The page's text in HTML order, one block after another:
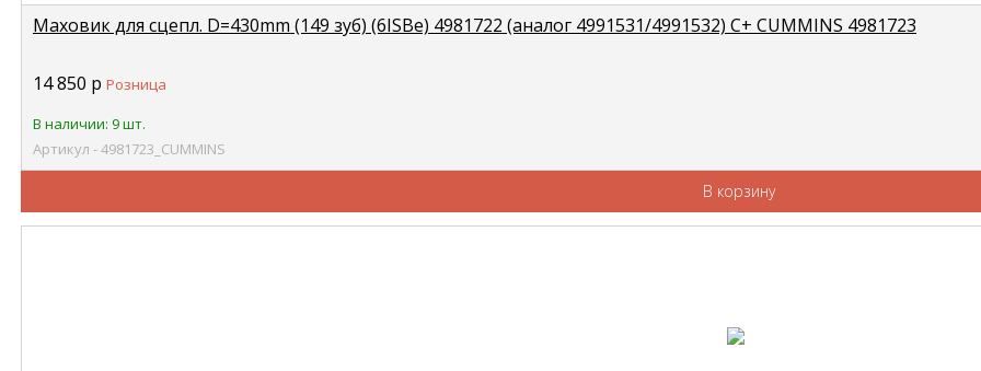
Маховик для сцепл. D=430mm (149 зуб) (6ISBe) 4981722 (аналог 4991531/4991532) С+ CUMMINS 4981723
14 850 р Розница
В наличии: 9 шт.
Артикул - 4981723_CUMMINS
В корзину